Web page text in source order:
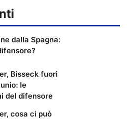
dalla Spagna:
Bisseck fuori
le
del difensore
cosa ci può